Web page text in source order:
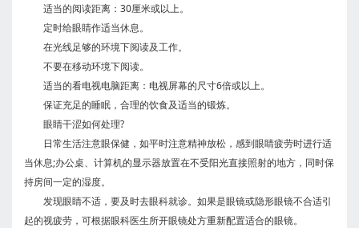
适当的阅读距离：30厘米或以上。
定时给眼睛作适当休息。
在光线足够的环境下阅读及工作。
不要在移动环境下阅读。
适当的看电视电脑距离：电视屏幕的尺寸6倍或以上。
保证充足的睡眠，合理的饮食及适当的锻炼。
眼睛干涩如何处理?
日常生活注意眼保健，如平时注意精神放松，感到眼睛疲劳时进行适
当休息;办公桌、计算机的显示器放置在不受阳光直接照射的地方，同时保
持房间一定的湿度。
发现眼睛不适，要及时去眼科就诊。如果是眼镜或隐形眼镜不合适引
起的视疲劳，可根据眼科医生所开眼镜处方重新配置适合的眼镜。